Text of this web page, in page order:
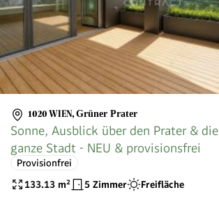
1020 WIEN, Grüner Prater
Sonne, Ausblick über den Prater & die
ganze Stadt - NEU & provisionsfrei
Provisionfrei
133.13 m² 5 Zimmer Freifläche